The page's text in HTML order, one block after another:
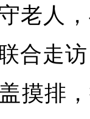
老人
合走
摸排